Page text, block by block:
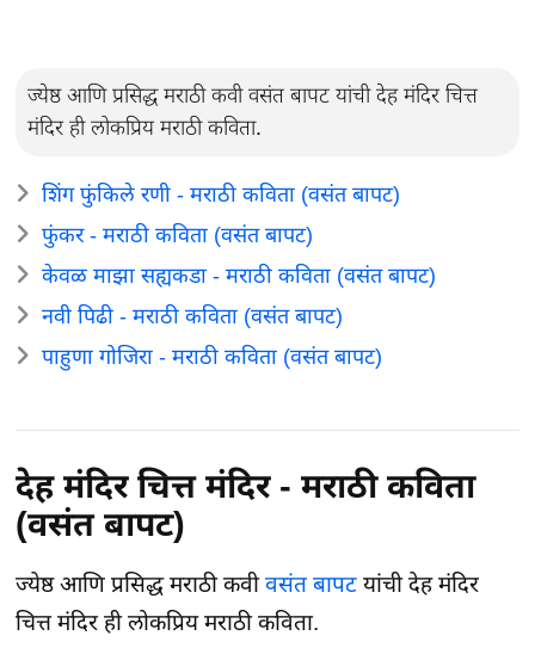
ज्येष्ठ आणि प्रसिद्ध मराठी कवी वसंत बापट यांची देह मंदिर चित्त
मंदिर ही लोकप्रिय मराठी कविता.
शिंग फुंकिले रणी - मराठी कविता (वसंत बापट)
फुंकर - मराठी कविता (वसंत बापट)
केवळ माझा सह्यकडा - मराठी कविता (वसंत बापट)
नवी पिढी - मराठी कविता (वसंत बापट)
पाहुणा गोजिरा - मराठी कविता (वसंत बापट)
देह मंदिर चित्त मंदिर - मराठी कविता
(वसंत बापट)
ज्येष्ठ आणि प्रसिद्ध मराठी कवीवसंत बापट यांची देह मंदिर
चित्त मंदिर ही लोकप्रिय मराठी कविता.